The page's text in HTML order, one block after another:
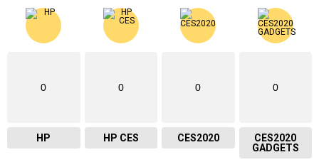
0
HP
0
HP CES
0
CES2020
0
CES2020
GADGETS